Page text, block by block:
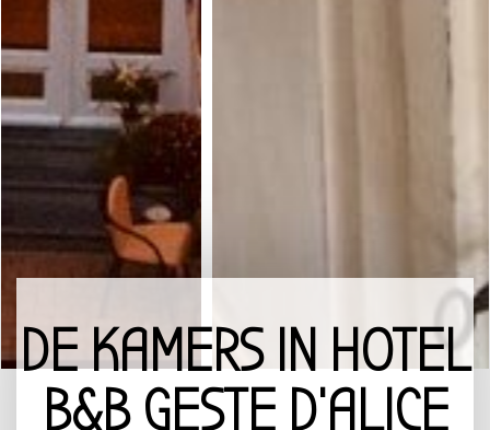
DE KAMERS IN HOTEL
B&B GESTE D’ALICE